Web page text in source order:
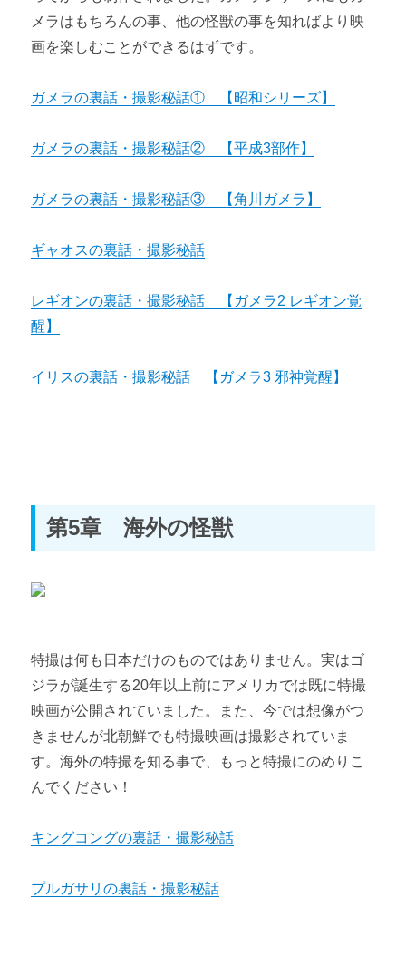
メラはもちろんの事、他の怪獣の事を知ればより映
画を楽しむことができるはずです。
ガメラの裏話・撮影秘話① 【昭和シリーズ】
ガメラの裏話・撮影秘話② 【平成3部作】
ガメラの裏話・撮影秘話③ 【角川ガメラ】
ギャオスの裏話・撮影秘話
レギオンの裏話・撮影秘話 【ガメラ2 レギオン覚
醒】
イリスの裏話・撮影秘話 【ガメラ3 邪神覚醒】
第5章 海外の怪獣
特撮は何も日本だけのものではありません。実はゴ
ジラが誕生する20年以上前にアメリカでは既に特撮
映画が公開されていました。また、今では想像がつ
きませんが北朝鮮でも特撮映画は撮影されていま
す。海外の特撮を知る事で、もっと特撮にのめりこ
んでください！
キングコングの裏話・撮影秘話
プルガサリの裏話・撮影秘話